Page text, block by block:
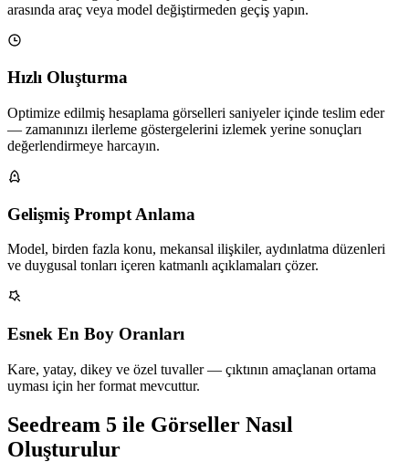
arasında araç veya model değiştirmeden geçiş yapın.
Hızlı Oluşturma
Optimize edilmiş hesaplama görselleri saniyeler içinde teslim eder
— zamanınızı ilerleme göstergelerini izlemek yerine sonuçları
değerlendirmeye harcayın.
Gelişmiş Prompt Anlama
Model, birden fazla konu, mekansal ilişkiler, aydınlatma düzenleri
ve duygusal tonları içeren katmanlı açıklamaları çözer.
Esnek En Boy Oranları
Kare, yatay, dikey ve özel tuvaller — çıktının amaçlanan ortama
uyması için her format mevcuttur.
Seedream 5 ile Görseller Nasıl
Oluşturulur